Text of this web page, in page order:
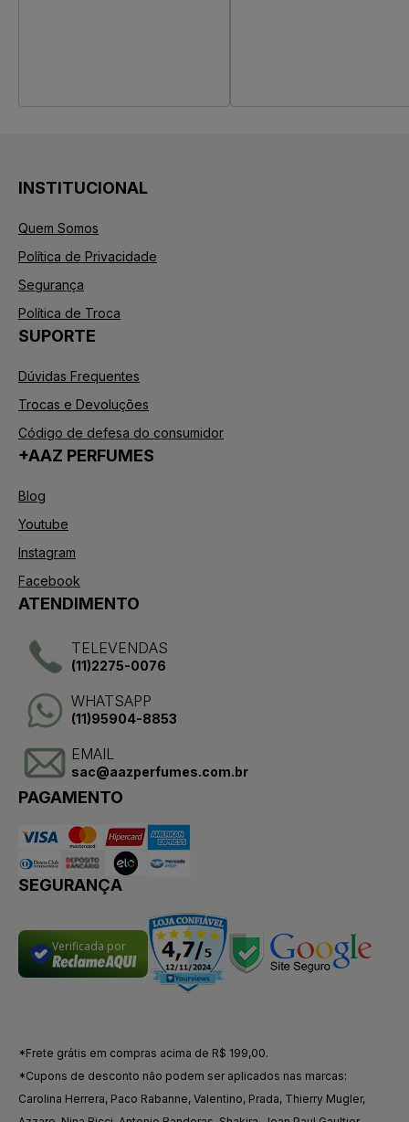
INSTITUCIONAL
Quem Somos
Política de Privacidade
Segurança
Política de Troca
SUPORTE
Dúvidas Frequentes
Trocas e Devoluções
Código de defesa do consumidor
+AAZ PERFUMES
Blog
Youtube
Instagram
Facebook
ATENDIMENTO
TELEVENDAS
(11)2275-0076
WHATSAPP
(11)95904-8853
EMAIL
sac@aazperfumes.com.br
PAGAMENTO
SEGURANÇA
Verificada por
*Frete grátis em compras acima de R$ 199,00.
*Cupons de desconto não podem ser aplicados nas marcas:
Carolina Herrera, Paco Rabanne, Valentino, Prada, Thierry Mugler,